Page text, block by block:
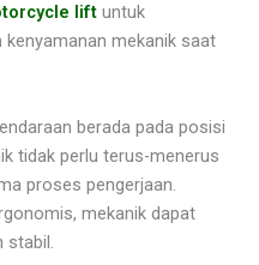
lift untuk
mekanik saat
berada pada posisi
tidak perlu terus-menerus
proses pengerjaan.
mekanik dapat
stabil.